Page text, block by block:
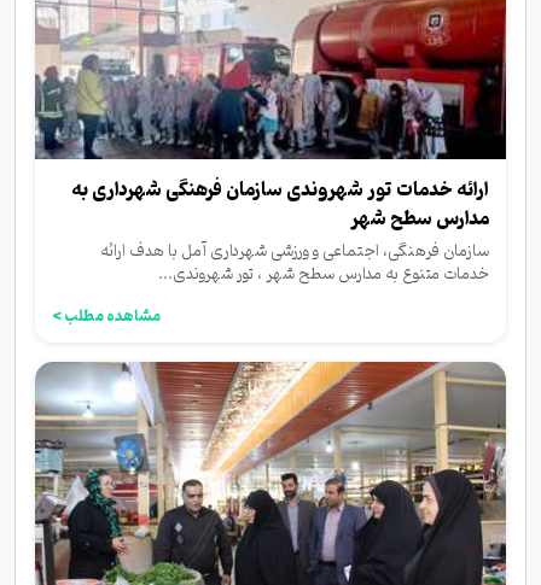
ارائه خدمات تور شهروندی سازمان فرهنگی شهرداری به
مدارس سطح شهر
سازمان فرهنگی، اجتماعی و ورزشی شهرداری آمل با هدف ارائه
خدمات متنوع به مدارس سطح شهر ، تور شهروندی...
مشاهده مطلب >